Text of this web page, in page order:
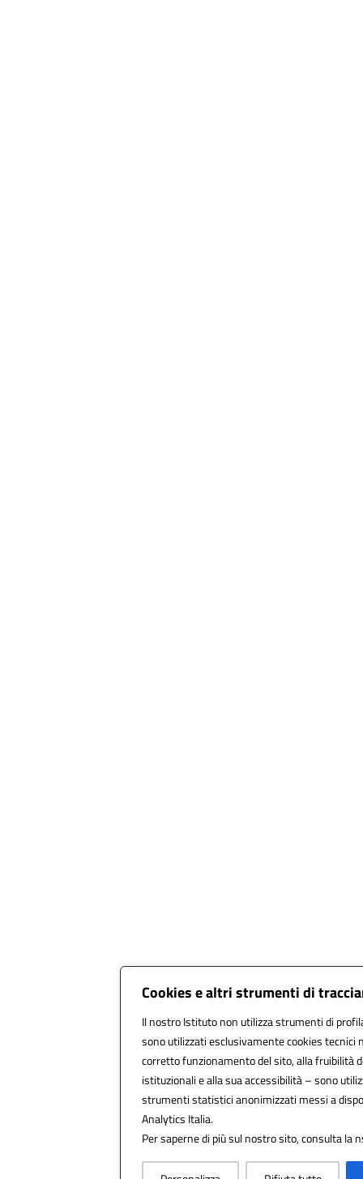
Cookies e altri strumenti di
Il nostro Istituto non utilizza strumenti di
sono utilizzati esclusivamente cookies tecnici
corretto funzionamento del sito, alla fruibilità
istituzionali e alla sua accessibilità – sono
strumenti statistici anonimizzati messi a
Analytics Italia.
Per saperne di più sul nostro sito, consulta la